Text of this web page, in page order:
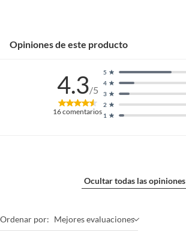
Opiniones de este producto
4.3/5
16comentarios 1
2
3
4
5
Ocultar todas las opiniones
Ordenar por: Mejores evaluaciones